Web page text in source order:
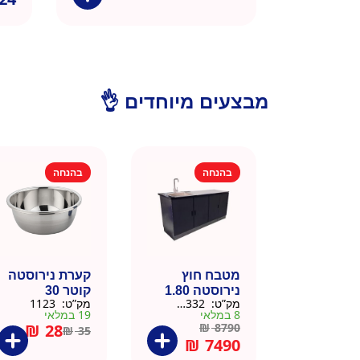
מבצעים מיוחדים 👌
בהנחה
מטבח חוץ
נירוסטה 1.80
מטר כולל שיש
וכיור
מק”ט:
8 במלאי
₪8790
₪ 7490
בהנחה
קערת נירוסטה
קוטר 30
מק”ט:
19 במלאי
₪35
₪ 28